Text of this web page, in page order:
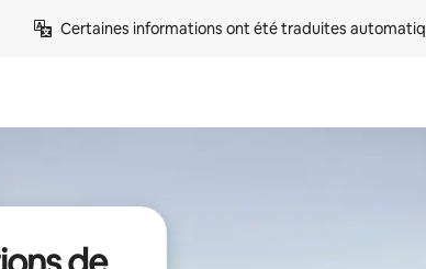
Certaines informations ont été traduites